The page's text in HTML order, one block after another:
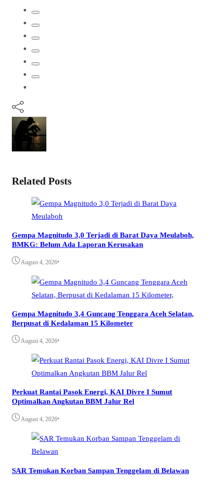
Related Posts
Gempa Magnitudo 3,0 Terjadi di Barat Daya Meulaboh,
BMKG: Belum Ada Laporan Kerusakan
August 4, 2026•
Gempa Magnitudo 3,4 Guncang Tenggara Aceh Selatan,
Berpusat di Kedalaman 15 Kilometer
August 4, 2026•
Perkuat Rantai Pasok Energi, KAI Divre I Sumut
Optimalkan Angkutan BBM Jalur Rel
August 4, 2026•
SAR Temukan Korban Sampan Tenggelam di Belawan